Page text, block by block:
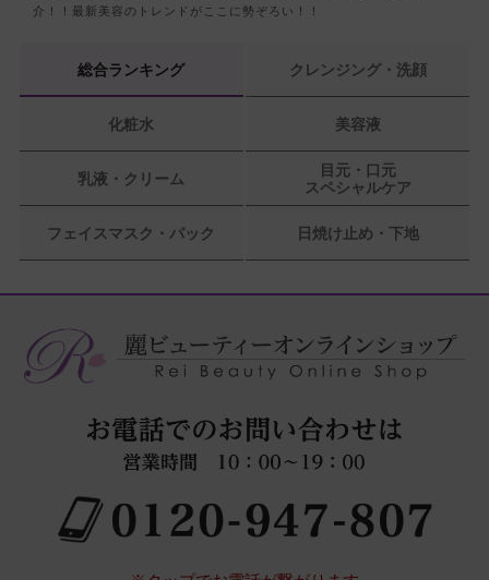
介！！ 最新美容のトレンドがここに勢ぞろい！！
総合ランキング クレンジング・洗顔
化粧水 美容液
乳液・クリーム
目元・口元
スペシャルケア
フェイスマスク・パック 日焼け止め・下地